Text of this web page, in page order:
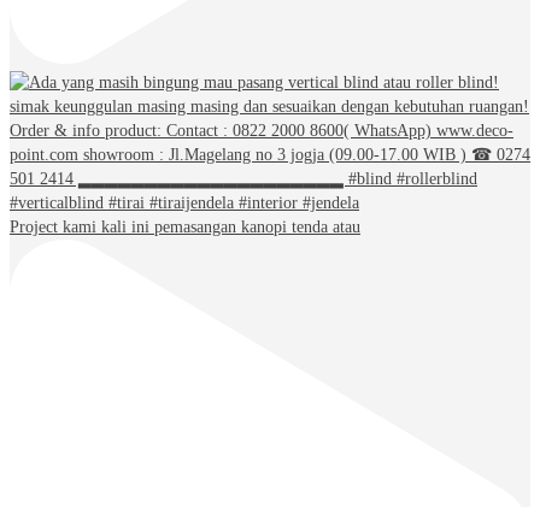
Project kami kali ini pemasangan kanopi tenda atau